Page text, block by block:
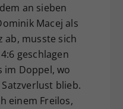
an sieben
Macej als
ab, musste sich
geschlagen
im Doppel, wo
blieb.
einem Freilos,